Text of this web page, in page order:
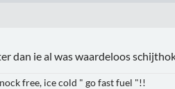
dan ie al was waardeloos
free, ice cold " go fast fuel "!!